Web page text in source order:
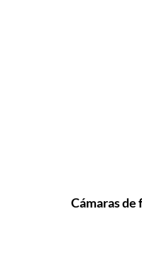
Cámaras